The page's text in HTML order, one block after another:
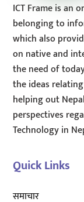
ICT Frame is an
belonging to
which also
on native and
the need of
the ideas
helping out
perspectives
Technology in
Quick Links
समाचार